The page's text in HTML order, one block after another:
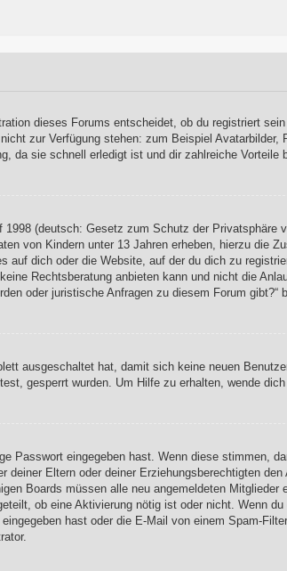
dieses Forums entscheidet, ob du registriert
zur Verfügung stehen: zum Beispiel
da sie schnell erledigt ist und dir zahlreiche Vorteile
(deutsch: Gesetz zum Schutz der
von Kindern unter 13 Jahren erheben, hierzu die
auf dich oder die Website, auf der du dich zu
Rechtsberatung anbieten kann und nicht die
oder juristische Anfragen zu diesem Forum gibt?“
ausgeschaltet hat, damit sich keine neuen
gesperrt wurden. Um Hilfe zu erhalten, wende
Passwort eingegeben hast. Wenn diese stimmen,
Eltern oder deiner Erziehungsberechtigten
Boards müssen alle neu angemeldeten
ob eine Aktivierung nötig ist oder nicht. Wenn
hast oder die E-Mail von einem Spam-